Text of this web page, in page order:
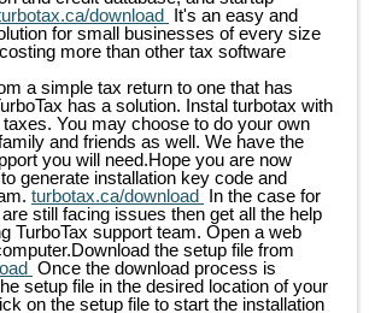
download It's an easy and
for small businesses of every size
more than other tax software
a simple tax return to one that has
has a solution. Instal turbotax with
You may choose to do your own
and friends as well. We have the
you will need.Hope you are now
generate installation key code and
turbotax.ca/download In the case for
still facing issues then get all the help
TurboTax support team. Open a web
the setup file from
Once the download process is
setup file in the desired location of your
on the setup file to start the installation